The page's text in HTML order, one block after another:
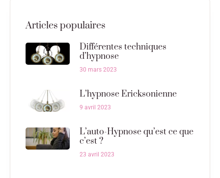
Articles populaires
Différentes techniques
d’hypnose
30 mars 2023
L’hypnose Ericksonienne
9 avril 2023
L’auto-Hypnose qu’est ce que
c’est ?
23 avril 2023